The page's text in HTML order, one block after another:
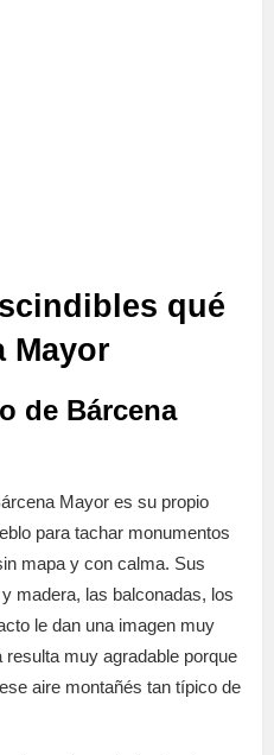
qué
Mayor
de Bárcena
Mayor es su propio
para tachar monumentos
mapa y con calma. Sus
madera, las balconadas, los
le dan una imagen muy
muy agradable porque
aire montañés tan típico de